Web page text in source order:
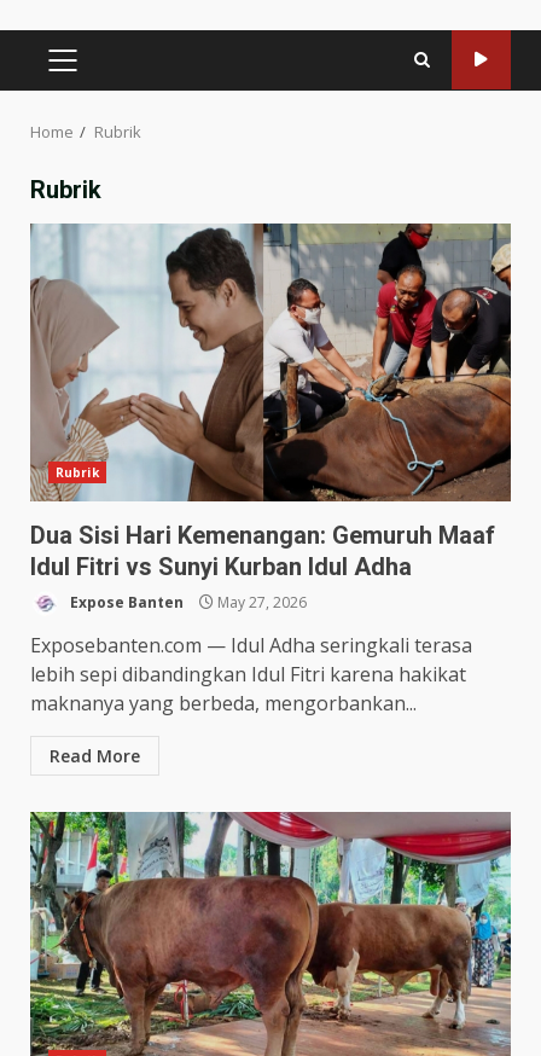
PRIMARY
MENU
Home Rubrik
Rubrik
Rubrik
Dua Sisi Hari Kemenangan: Gemuruh Maaf
Idul Fitri vs Sunyi Kurban Idul Adha
Expose Banten May 27, 2026
Exposebanten.com — Idul Adha seringkali terasa
lebih sepi dibandingkan Idul Fitri karena hakikat
maknanya yang berbeda, mengorbankan...
Read More